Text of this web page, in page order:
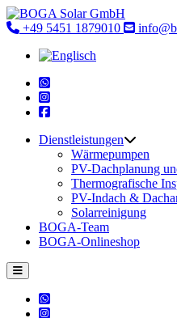
Skip
to ‎+49 5451 1879010
Dienstleistungen
Wärmepumpen
PV-Dachplanung
Thermografische
PV-Indach &
Solarreinigung
BOGA-Team
BOGA-Onlineshop